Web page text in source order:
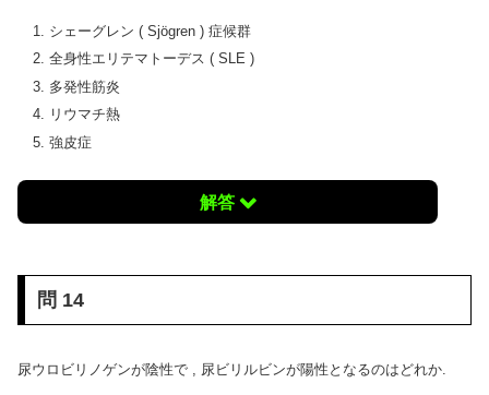
シェーグレン ( Sjögren ) 症候群
全身性エリテマトーデス ( SLE )
多発性筋炎
リウマチ熱
強皮症
解答
問 14
尿ウロビリノゲンが陰性で , 尿ビリルビンが陽性となるのはどれか.